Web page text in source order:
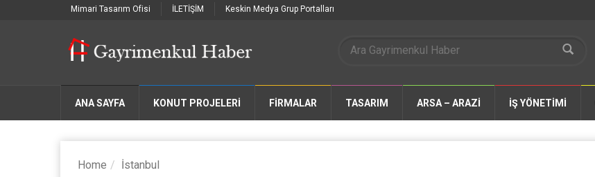
Mimari Tasarım Ofisi İLETİŞİM Keskin Medya Grup Portalları
ANA SAYFA KONUT PROJELERİ FIRMALAR TASARIM ARSA – ARAZİ İŞ YÖNETİMİ
Home İstanbul